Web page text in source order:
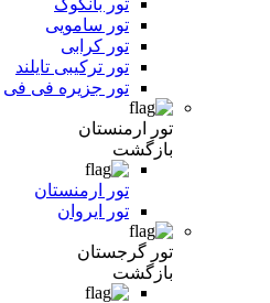
تور بانکوک
تور سامویی
تور کرابی
تور ترکیبی تایلند
تور جزیره فی فی
تور ارمنستان
بازگشت
تور ارمنستان
تور ایروان
تور گرجستان
بازگشت